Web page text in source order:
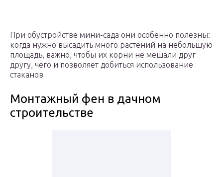
При обустройстве мини-сада они особенно полезны:
когда нужно высадить много растений на небольшую
площадь, важно, чтобы их корни не мешали друг
другу, чего и позволяет добиться использование
стаканов
Монтажный фен в дачном
строительстве